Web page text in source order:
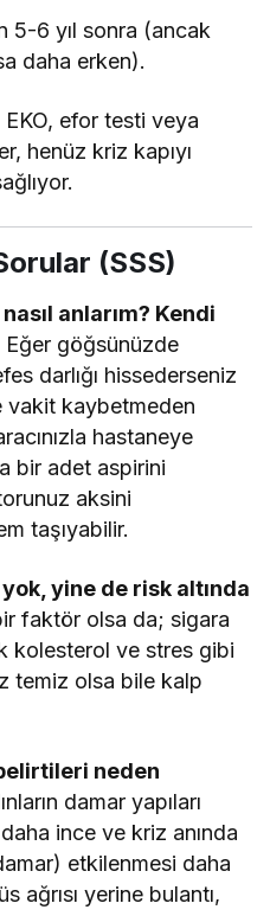
5-6 yıl sonra (ancak
daha erken).
EKO, efor testi veya
henüz kriz kapıyı
(SSS)
anlarım? Kendi
Eğer göğsünüzde
darlığı hissederseniz
vakit kaybetmeden
hastaneye
bir adet aspirini
aksini
taşıyabilir.
yine de risk altında
faktör olsa da; sigara
kolesterol ve stres gibi
temiz olsa bile kalp
neden
damar yapıları
ince ve kriz anında
etkilenmesi daha
ağrısı yerine bulantı,